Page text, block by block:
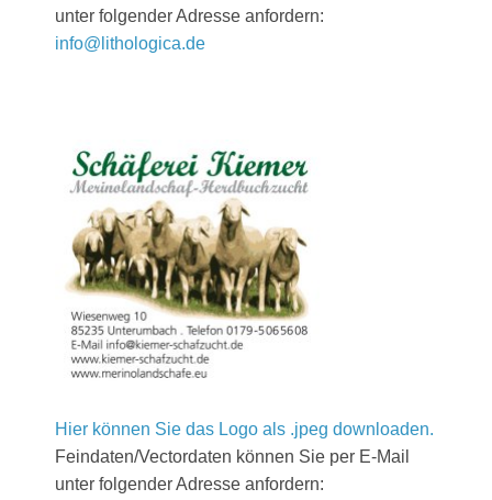
unter folgender Adresse anfordern:
info@lithologica.de
Hier können Sie das Logo als .jpeg downloaden.
Feindaten/Vectordaten können Sie per E-Mail
unter folgender Adresse anfordern: